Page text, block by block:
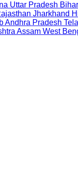
Uttar Pradesh Bihar
Jharkhand
Andhra Pradesh
Assam West